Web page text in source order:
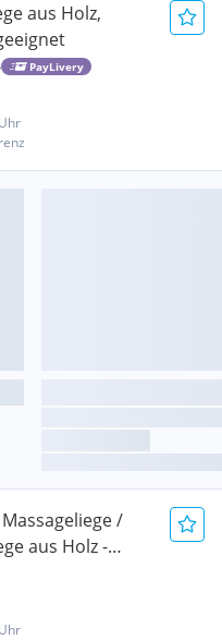
aus Holz,
PayLivery
/
aus Holz -